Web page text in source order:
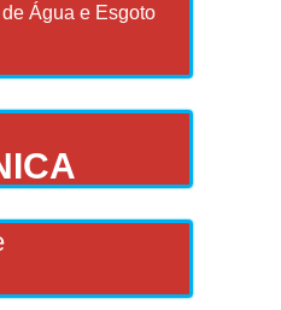
Água e Esgoto